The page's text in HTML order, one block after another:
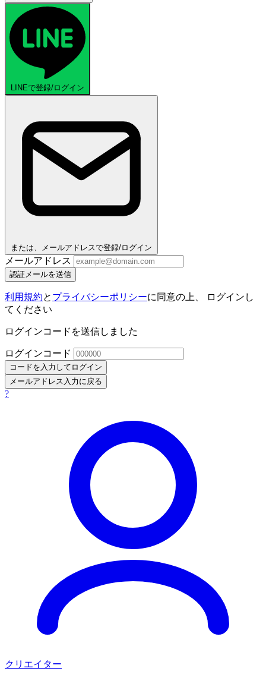
LINEで登録/ログイン
または、メールアドレスで登録/ログイン
メールアドレス
認証メールを送信
利用規約と プライバシーポリシーに同意の上、 ログインし
てください
ログインコードを送信しました
ログインコード
コードを入力してログイン
メールアドレス入力に戻る
?
クリエイター